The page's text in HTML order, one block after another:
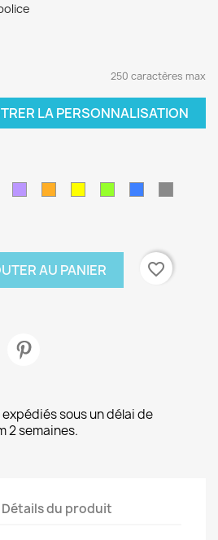
250 caractères max
LA PERSONNALISATION
AU PANIER
favorite_border
sous un délai de
2 semaines.
Détails du produit